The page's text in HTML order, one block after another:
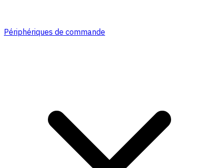
Périphériques de commande